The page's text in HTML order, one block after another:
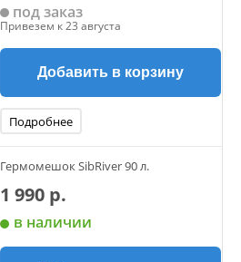
под заказ
Привезем к 23 августа
Добавить в корзину
Подробнее
Гермомешок SibRiver 90 л.
1 990 р.
в наличии